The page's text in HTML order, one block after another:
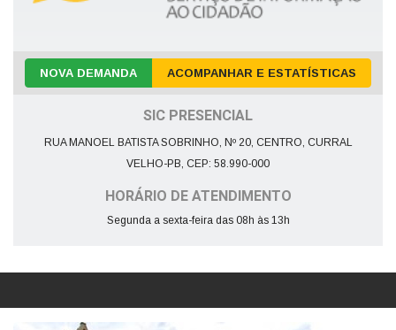
NOVA DEMANDA ACOMPANHAR E ESTATÍSTICAS
SIC PRESENCIAL
RUA MANOEL BATISTA SOBRINHO, Nº 20, CENTRO, CURRAL
VELHO-PB, CEP: 58.990-000
HORÁRIO DE ATENDIMENTO
Segunda a sexta-feira das 08h às 13h